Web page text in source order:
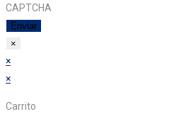
CAPTCHA
×
×
×
Carrito